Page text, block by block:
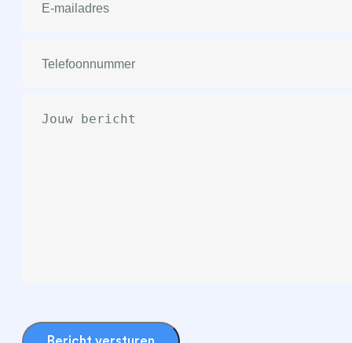
mailadres(Vereist)